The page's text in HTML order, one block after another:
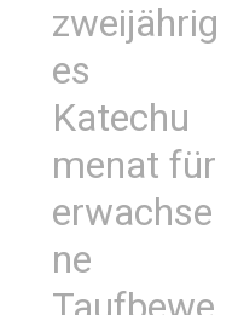
zweijährig
es
Katechu
menat für
erwachse
ne